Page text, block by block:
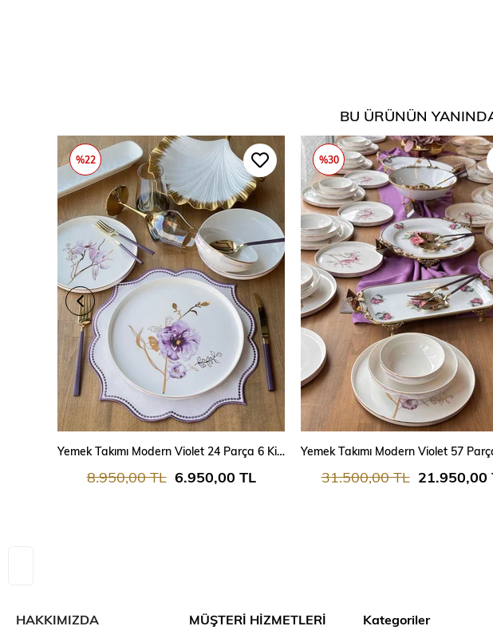
BU ÜRÜNÜN
SEPETE EKLE
Yemek Takımı Modern Violet 24 Parça 6 Kişilik
6.950,00 TL
8.950,00 TL
%22
SEPETE EKLE
21.950,00
31.500,00 TL
%30
HAKKIMIZDA MÜŞTERİ HİZMETLERİ Kategoriler